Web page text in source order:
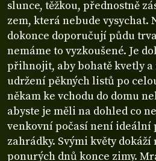
slunce, těžkou, přednostně
zem, která nebude vysychat.
dokonce doporučují půdu
nemáme to vyzkoušené. Je
přihnojit, aby bohatě kvetly a
udržení pěkných listů po
někam ke vchodu do domu
abyste je měli na dohled co
venkovní počasí není ideální
zahrádky. Svými květy
ponurých dnů konce zimy.